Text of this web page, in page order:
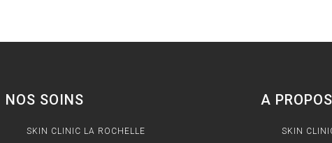
NOS SOINS
SKIN CLINIC LA ROCHELLE
A PROPOS
SKIN